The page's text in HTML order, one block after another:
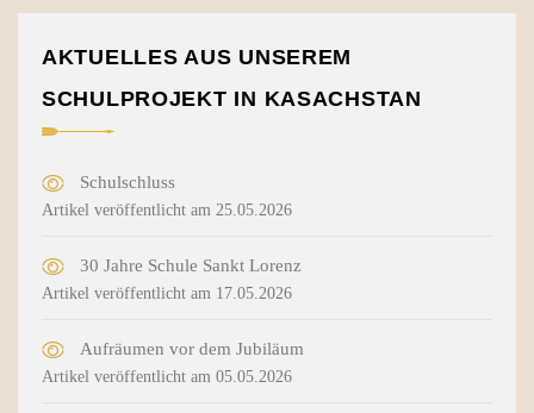
AKTUELLES AUS UNSEREM
SCHULPROJEKT IN KASACHSTAN
Schulschluss
Artikel veröffentlicht am 25.05.2026
30 Jahre Schule Sankt Lorenz
Artikel veröffentlicht am 17.05.2026
Aufräumen vor dem Jubiläum
Artikel veröffentlicht am 05.05.2026